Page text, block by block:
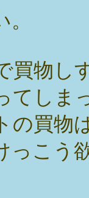
買物し
てしま
の買物
っこう